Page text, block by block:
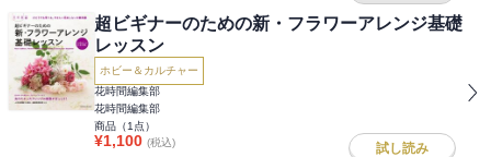
超ビギナーのための新・フラワーアレンジ基礎
レッスン
ホビー＆カルチャー
花時間編集部
花時間編集部
商品（1 点）
¥1,100 (税込) 試し読み